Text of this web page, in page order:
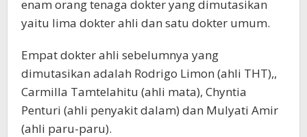
enam orang tenaga dokter yang dimutasikan
yaitu lima dokter ahli dan satu dokter umum.
Empat dokter ahli sebelumnya yang
dimutasikan adalah Rodrigo Limon (ahli THT),,
Carmilla Tamtelahitu (ahli mata), Chyntia
Penturi (ahli penyakit dalam) dan Mulyati Amir
(ahli paru-paru).